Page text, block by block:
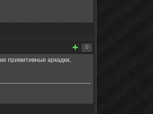
0
примитивные аркадки,